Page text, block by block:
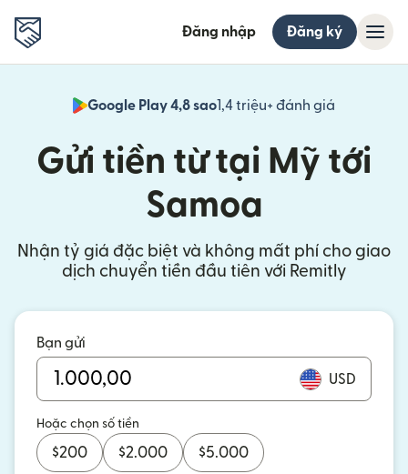
Đăng nhập Đăng ký
Google Play 4,8 sao1,4 triệu+ đánh giá
Gửi tiền từ tại Mỹ tới
Samoa
Nhận tỷ giá đặc biệt và không mất phí cho giao
dịch chuyển tiền đầu tiên với Remitly
Bạn gửi
USD
Hoặc chọn số tiền
$200 $2.000 $5.000